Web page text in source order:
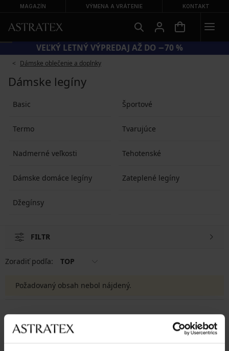
MAGAZÍN VÝMENA A VRÁTENIE KONTAKT
VEĽKÝ LETNÝ VÝPREDAJ AŽ DO −70 %
Dámske oblečenie a doplnky
Dámske legíny
Basic Športové
Termo Tvarujúce
Nadmerné veľkosti Tehotenské
Dámske domáce legíny Zateplené legíny
Džegínsy
FILTR
Zoradiť podľa: TOP
Požadovaný obsah nebol nájdený.
8 % z nákupu späť
Výmena a vrátenie